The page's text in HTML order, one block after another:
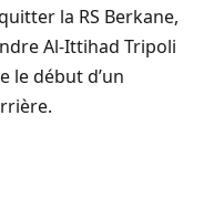
la RS Berkane,
Al-Ittihad Tripoli
le début d’un